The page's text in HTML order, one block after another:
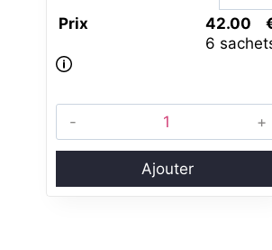
Prix 42.00
6
Ajouter